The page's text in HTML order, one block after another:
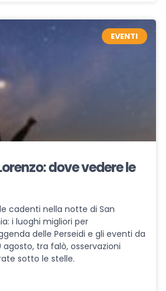
EVENTI
dove vedere le
cadenti nella notte di San
i luoghi migliori per
delle Perseidi e gli eventi da
agosto, tra falò, osservazioni
sotto le stelle.